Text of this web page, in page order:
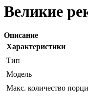
Великие
Описание
Характеристики
Тип
Модель
Макс. количество